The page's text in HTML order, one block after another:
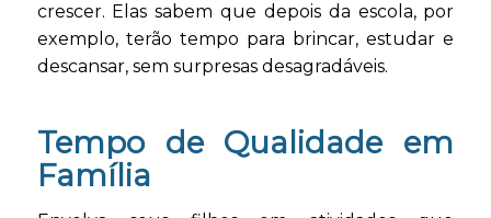
crescer. Elas sabem que depois da escola, por
exemplo, terão tempo para brincar, estudar e
descansar, sem surpresas desagradáveis.
Tempo de Qualidade em
Família